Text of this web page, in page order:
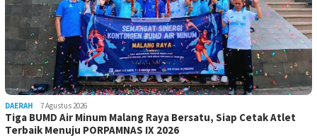
DAERAH 7 Agustus 2026
Tiga BUMD Air Minum Malang Raya Bersatu, Siap Cetak Atlet
Terbaik Menuju PORPAMNAS IX 2026